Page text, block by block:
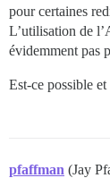
pour certaines
L’utilisation de
évidemment pas
Est-ce possible
pfaffman (Jay